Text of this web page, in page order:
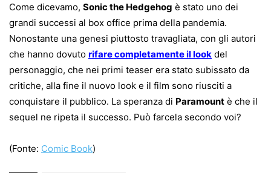
Come dicevamo, Sonic the Hedgehog è stato uno dei
grandi successi al box office prima della pandemia.
Nonostante una genesi piuttosto travagliata, con gli autori
che hanno dovuto rifare completamente il look del
personaggio, che nei primi teaser era stato subissato da
critiche, alla fine il nuovo look e il film sono riusciti a
conquistare il pubblico. La speranza di Paramount è che il
sequel ne ripeta il successo. Può farcela secondo voi?
(Fonte: Comic Book)